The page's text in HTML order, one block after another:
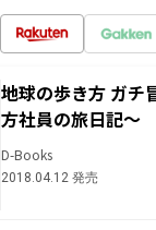
地球の歩き方 ガチ
方社員の旅日記～
D-Books
2018.04.12 発売